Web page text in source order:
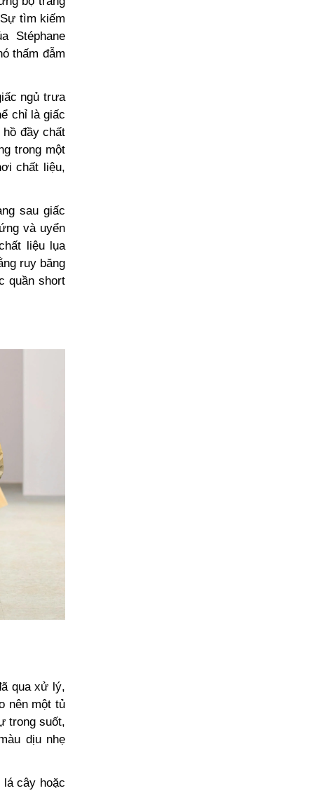
tìm kiếm
Stéphane
thấm đẫm
ngủ trưa
chỉ là giấc
đầy chất
trong một
chất liệu,
sau giấc
và uyển
liệu lụa
ruy băng
quần short
qua xử lý,
nên một tủ
trong suốt,
dịu nhẹ
lá cây hoặc